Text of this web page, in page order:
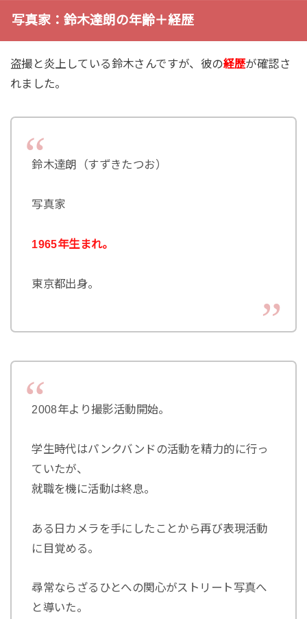
写真家：鈴木達朗の年齢＋経歴
盗撮と炎上している鈴木さんですが、彼の経歴が確認さ
れました。
鈴木達朗（すずきたつお）
写真家
1965年生まれ。
東京都出身。
2008年より撮影活動開始。
学生時代はパンクバンドの活動を精力的に行っ
ていたが、
就職を機に活動は終息。
ある日カメラを手にしたことから再び表現活動
に目覚める。
尋常ならざるひとへの関心がストリート写真へ
と導いた。